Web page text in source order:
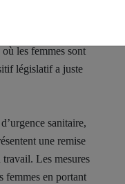
les femmes sont
législatif a juste
sanitaire,
une remise
travail. Les mesures
femmes en portant